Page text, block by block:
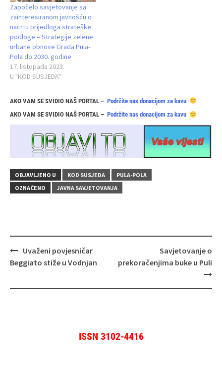
Započelo savjetovanje sa
zainteresiranom javnošću o
nacrtu prijedloga strateške
podloge – Strategije zelene
urbane obnove Grada Pula-
Pola do 2030. godine
17. listopada 2023.
U "KOD SUSJEDA"
AKO VAM SE SVIDIO NAŠ PORTAL – Podržite nas donacijom za kavu
AKO VAM SE SVIDIO NAŠ PORTAL – Podržite nas donacijom za kavu
OBJAVLJENO U KOD SUSJEDA
PULA-POLA
OZNAČENO
JAVNA SAVJETOVANJA
Navigacija
objava
Uvaženi povjesničar
Beggiato stiže u Vodnjan
Savjetovanje o
prekoračenjima buke u Puli
ISSN 3102-4416